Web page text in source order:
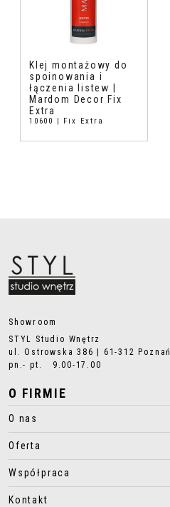
Klej montażowy do
spoinowania i
łączenia listew |
Mardom Decor Fix
Extra
10600 | Fix Extra
Showroom
STYL Studio Wnętrz
ul. Ostrowska 386 | 61-312 Poznań
pn.- pt. 9.00-17.00
O FIRMIE
O nas
Oferta
Współpraca
Kontakt